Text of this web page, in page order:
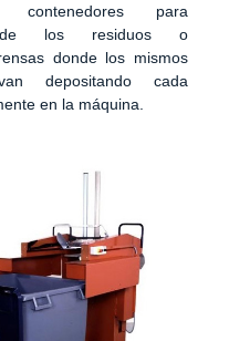
contenedores para
de los residuos o
donde los mismos
depositando cada
en la máquina.